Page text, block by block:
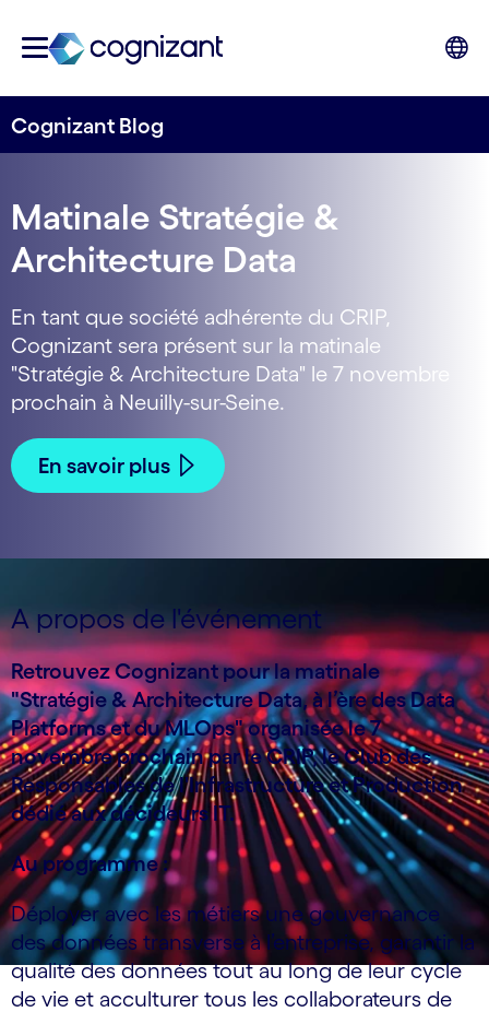
Cognizant Blog
Matinale Stratégie &
Architecture Data
En tant que société adhérente du CRIP,
Cognizant sera présent sur la matinale
"Stratégie & Architecture Data" le 7 novembre
prochain à Neuilly-sur-Seine.
En savoir plus
A propos de l'événement
Retrouvez Cognizant pour la matinale
"Stratégie & Architecture Data, à l’ère des Data
Platforms et du MLOps" organisée le 7
novembre prochain par le CRIP, le Club des
Responsables de l'Infrastructure et Production
dédié aux décideurs IT.
Au programme :
Déployer avec les métiers une gouvernance
des données transverse à l’entreprise, garantir la
qualité des données tout au long de leur cycle
de vie et acculturer tous les collaborateurs de